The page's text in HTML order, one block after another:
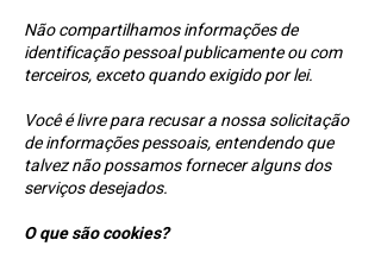
Não compartilhamos informações de
identificação pessoal publicamente ou com
terceiros, exceto quando exigido por lei.
Você é livre para recusar a nossa solicitação
de informações pessoais, entendendo que
talvez não possamos fornecer alguns dos
serviços desejados.
O que são cookies?